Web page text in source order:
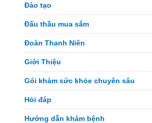
Đào tạo
Đấu thầu mua sắm
Đoàn Thanh Niên
Giới Thiệu
Gói khám sức khỏe chuyên sâu
Hỏi đáp
Hướng dẫn khám bệnh